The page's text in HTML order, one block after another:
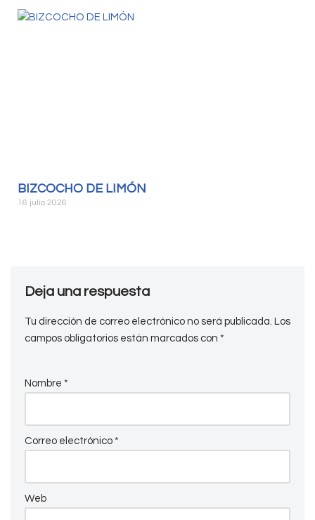
BIZCOCHO DE LIMÓN
16 julio 2026
Deja una respuesta
Tu dirección de correo electrónico no será publicada. Los
campos obligatorios están marcados con *
Nombre *
Correo electrónico *
Web